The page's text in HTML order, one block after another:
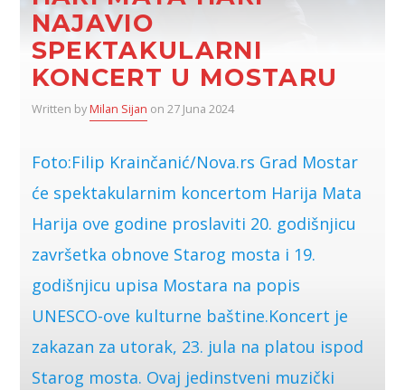
NAJAVIO
SPEKTAKULARNI
KONCERT U MOSTARU
Written byMilan Sijan on 27 Juna 2024
Foto:Filip Krainčanić/Nova.rs Grad Mostar
će spektakularnim koncertom Harija Mata
Harija ove godine proslaviti 20. godišnjicu
završetka obnove Starog mosta i 19.
godišnjicu upisa Mostara na popis
UNESCO-ove kulturne baštine.Koncert je
zakazan za utorak, 23. jula na platou ispod
Starog mosta. Ovaj jedinstveni muzički